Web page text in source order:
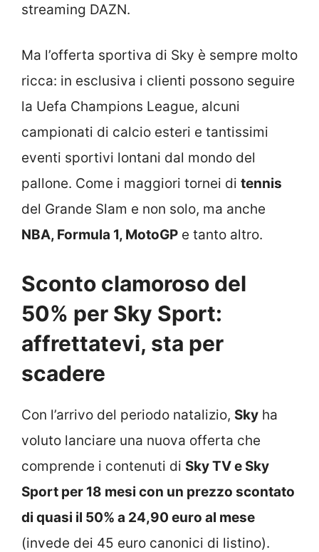
streaming DAZN.
Ma l’offerta sportiva di Sky è sempre molto
ricca: in esclusiva i clienti possono seguire
la Uefa Champions League, alcuni
campionati di calcio esteri e tantissimi
eventi sportivi lontani dal mondo del
pallone. Come i maggiori tornei di tennis
del Grande Slam e non solo, ma anche
NBA, Formula 1, MotoGP e tanto altro.
Sconto clamoroso del
50% per Sky Sport:
affrettatevi, sta per
scadere
Con l’arrivo del periodo natalizio, Sky ha
voluto lanciare una nuova offerta che
comprende i contenuti di Sky TV e Sky
Sport per 18 mesi con un prezzo scontato
di quasi il 50% a 24,90 euro al mese
(invede dei 45 euro canonici di listino).